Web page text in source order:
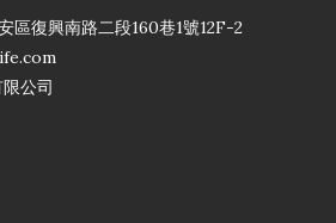
區復興南路二段160巷1號12F-2
公司